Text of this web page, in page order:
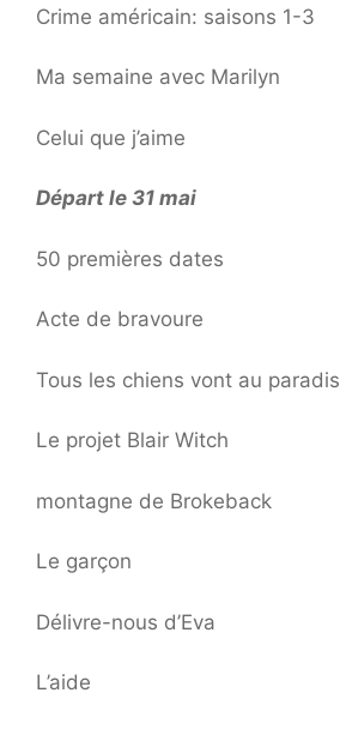
Crime américain: saisons 1-3
Ma semaine avec Marilyn
Celui que j’aime
Départ le 31 mai
50 premières dates
Acte de bravoure
Tous les chiens vont au paradis
Le projet Blair Witch
montagne de Brokeback
Le garçon
Délivre-nous d’Eva
L’aide